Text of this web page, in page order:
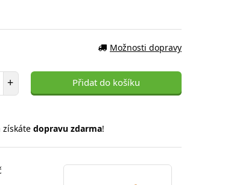
Možnosti dopravy
položek
+ Přidat do košíku
dopravu zdarma!